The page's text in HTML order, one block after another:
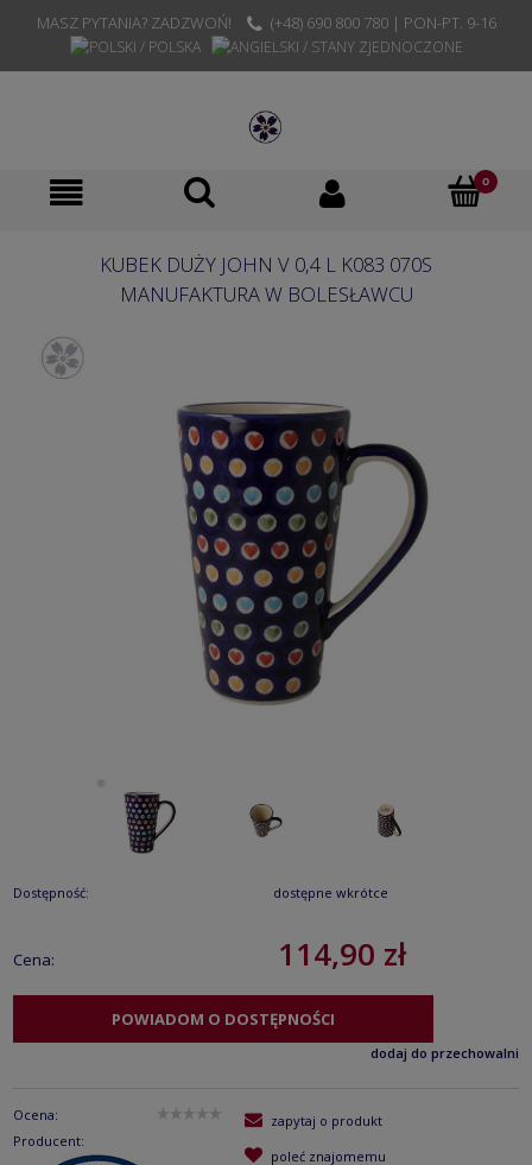
MASZ PYTANIA? ZADZWOŃ! (+48) 690 800 780 | PON-PT. 9-16
KUBEK DUŻY JOHN V 0,4 L K083 070S
MANUFAKTURA W BOLESŁAWCU
Dostępność: dostępne wkrótce
Cena: 114,90 zł
POWIADOM O DOSTĘPNOŚCI
dodaj do przechowalni
Ocena:
Producent:
zapytaj o produkt
poleć znajomemu